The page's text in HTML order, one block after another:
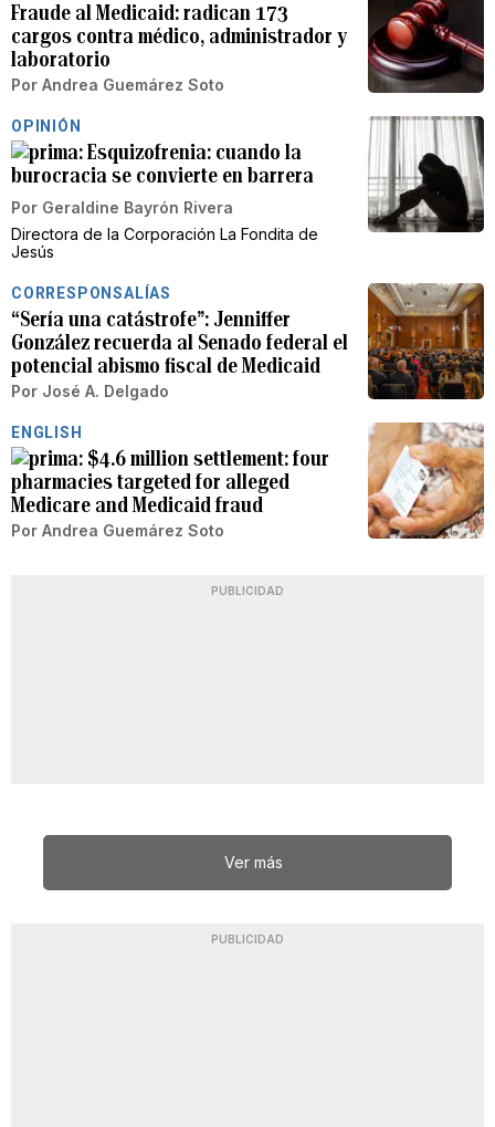
Fraude al Medicaid: radican 173
cargos contra médico, administrador y
laboratorio
Por Andrea Guemárez Soto
OPINIÓN
Esquizofrenia: cuando la
burocracia se convierte en barrera
Por Geraldine Bayrón Rivera
Directora de la Corporación La Fondita de
Jesús
CORRESPONSALÍAS
“Sería una catástrofe”: Jenniffer
González recuerda al Senado federal el
potencial abismo fiscal de Medicaid
Por José A. Delgado
ENGLISH
$4.6 million settlement: four
pharmacies targeted for alleged
Medicare and Medicaid fraud
Por Andrea Guemárez Soto
PUBLICIDAD
Ver más
PUBLICIDAD